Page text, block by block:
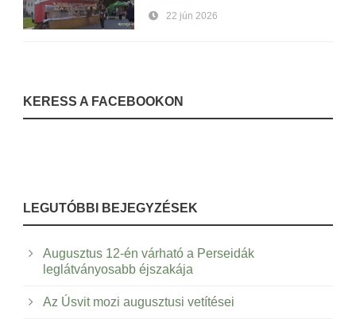
22 jún 2026
KERESS A FACEBOOKON
LEGUTÓBBI BEJEGYZÉSEK
Augusztus 12-én várható a Perseidák
leglátványosabb éjszakája
Az Úsvit mozi augusztusi vetítései